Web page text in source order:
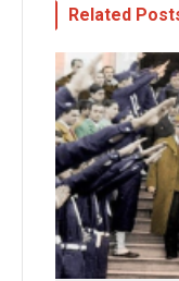
Related